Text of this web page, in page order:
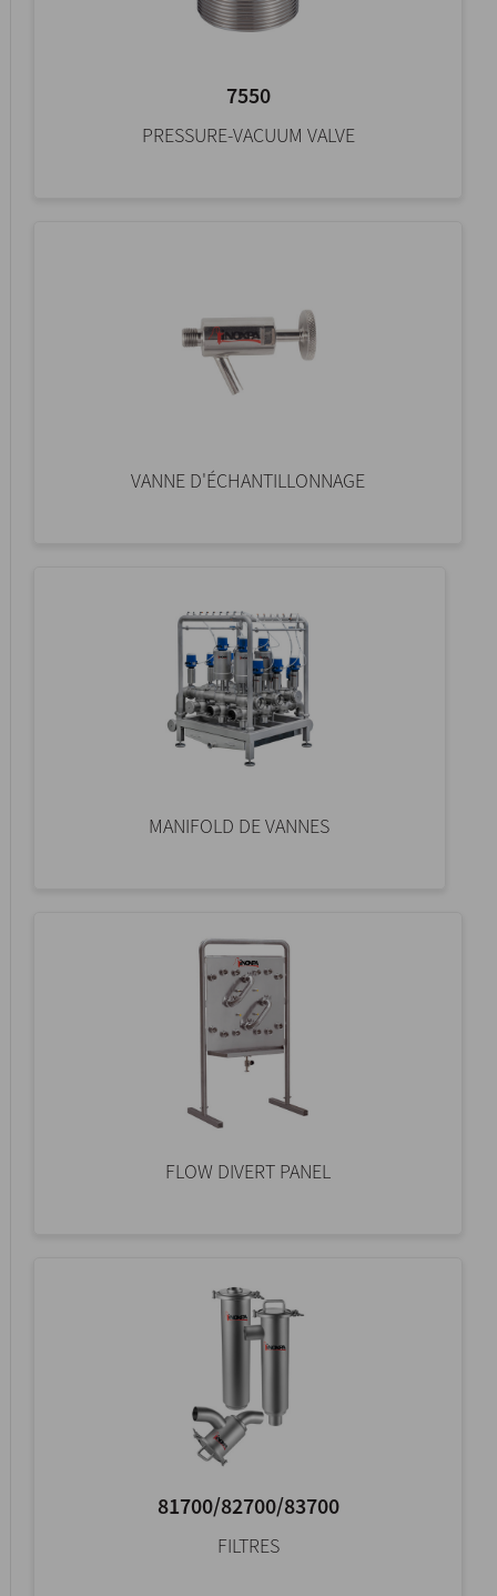
7550
PRESSURE-VACUUM VALVE
VANNE D'ÉCHANTILLONNAGE
MANIFOLD DE VANNES
FLOW DIVERT PANEL
81700/82700/83700
FILTRES